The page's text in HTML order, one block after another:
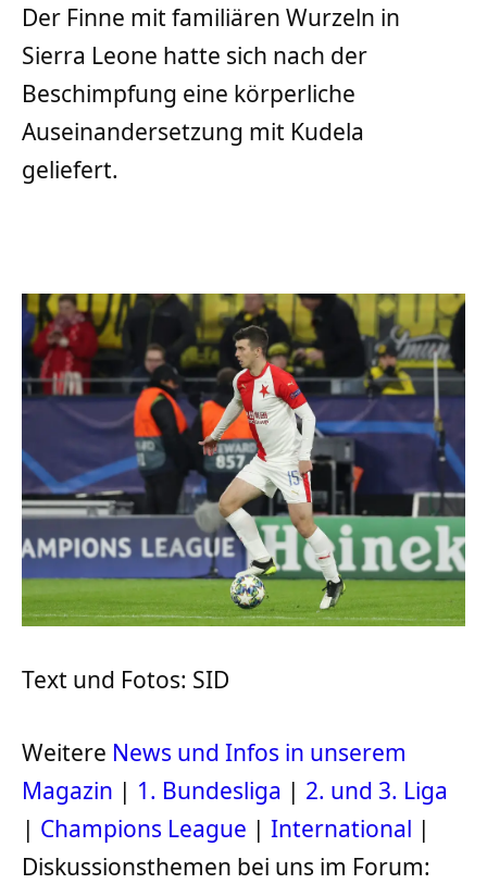
Der Finne mit familiären Wurzeln in
Sierra Leone hatte sich nach der
Beschimpfung eine körperliche
Auseinandersetzung mit Kudela
geliefert.
Text und Fotos: SID
Weitere News und Infos in unserem
Magazin | 1. Bundesliga | 2. und 3. Liga
| Champions League | International |
Diskussionsthemen bei uns im Forum: